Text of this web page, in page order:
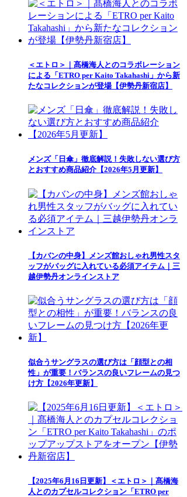
＜エトロ＞｜髙橋海人とのコラボレーション
による「ETRO per Kaito Takahashi」から新
たなコレクションが登場【伊勢丹新宿店】
メンズ「日傘」徹底解説！失敗しない選び方
とおすすめ商品紹介【2026年5月更新】
【カバンの中身】メンズ館おしゃれ男性スタ
ッフがバッグに入れている必須アイテム｜三
越伊勢丹オンラインストア
似合うサングラスの選び方は「顔型との相
性」が重要！バランスの良いフレームの見つ
け方【2026年更新】
【2025年6月16日更新】＜エトロ＞｜髙橋海
人とのカプセルコレクション「ETRO per